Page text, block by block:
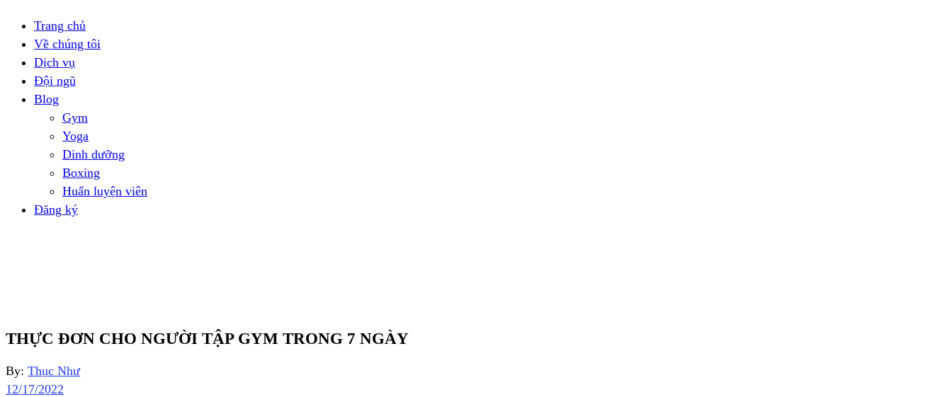
Trang chủ
Về chúng tôi
Dịch vụ
Đội ngũ
Blog
Gym
Yoga
Dinh dưỡng
Boxing
Huấn luyện viên
Đăng ký
THỰC ĐƠN CHO NGƯỜI TẬP GYM TRONG 7 NGÀY
By: Thục Như
12/17/2022